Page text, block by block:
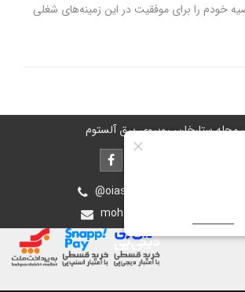
خودم را برای موفقیت در این زمینه‌های شغلی
ستارخان، روبروی برق آلستوم